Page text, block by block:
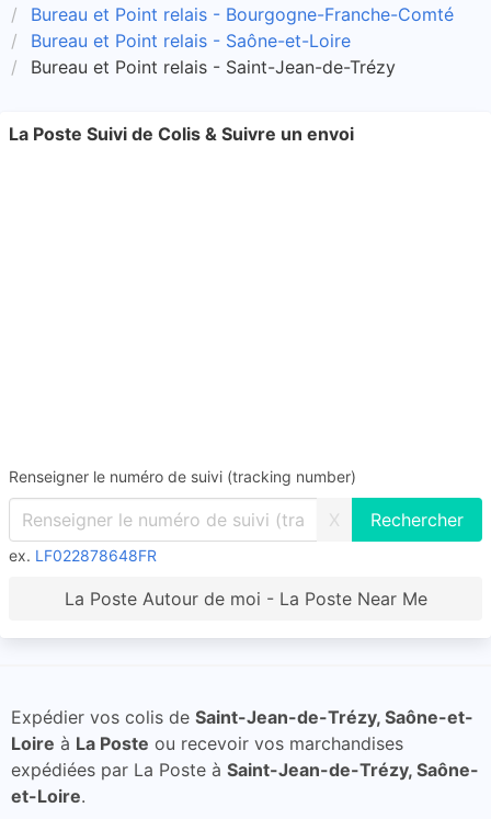
Bureau et Point relais - Bourgogne-Franche-Comté
Bureau et Point relais - Saône-et-Loire
Bureau et Point relais - Saint-Jean-de-Trézy
La Poste Suivi de Colis & Suivre un envoi
Renseigner le numéro de suivi (tracking number)
X
ex. LF022878648FR
La Poste Autour de moi - La Poste Near Me
Expédier vos colis de Saint-Jean-de-Trézy, Saône-et-
Loire à La Poste ou recevoir vos marchandises
expédiées par La Poste à Saint-Jean-de-Trézy, Saône-
et-Loire.